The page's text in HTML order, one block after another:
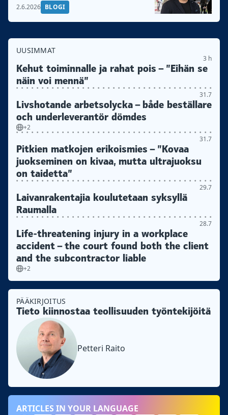
2.6.2026 BLOGI
UUSIMMAT
3 h
Kehut toiminnalle ja rahat pois – ”Eihän se
näin voi mennä”
31.7
Livshotande arbetsolycka – både beställare
och underleverantör dömdes
+2
31.7
Pitkien matkojen erikoismies – ”Kovaa
juokseminen on kivaa, mutta ultrajuoksu
on taidetta”
29.7
Laivanrakentajia koulutetaan syksyllä
Raumalla
28.7
Life-threatening injury in a workplace
accident – the court found both the client
and the subcontractor liable
+2
PÄÄKIRJOITUS
Tieto kiinnostaa teollisuuden työntekijöitä
Petteri Raito
ARTICLES IN YOUR LANGUAGE